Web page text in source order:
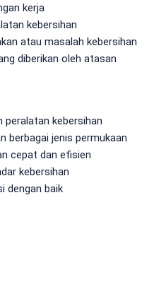
kerja
kebersihan
atau masalah kebersihan
diberikan oleh atasan
peralatan kebersihan
berbagai jenis permukaan
cepat dan efisien
kebersihan
dengan baik